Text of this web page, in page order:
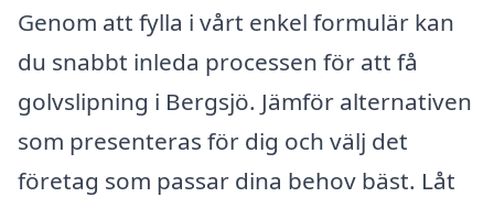
Genom att fylla i vårt enkel formulär kan
du snabbt inleda processen för att få
golvslipning i Bergsjö. Jämför alternativen
som presenteras för dig och välj det
företag som passar dina behov bäst. Låt